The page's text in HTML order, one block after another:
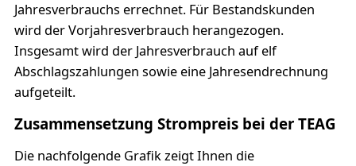
Jahresverbrauchs errechnet. Für Bestandskunden
wird der Vorjahresverbrauch herangezogen.
Insgesamt wird der Jahresverbrauch auf elf
Abschlagszahlungen sowie eine Jahresendrechnung
aufgeteilt.
Zusammensetzung Strompreis bei der TEAG
Die nachfolgende Grafik zeigt Ihnen die